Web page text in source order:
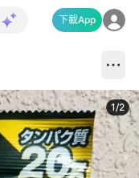
下載App
1/2